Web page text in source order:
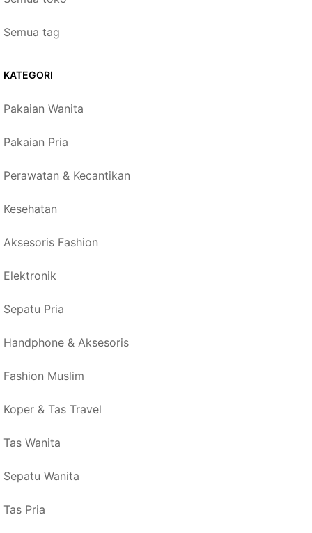
Semua tag
KATEGORI
Pakaian Wanita
Pakaian Pria
Perawatan & Kecantikan
Kesehatan
Aksesoris Fashion
Elektronik
Sepatu Pria
Handphone & Aksesoris
Fashion Muslim
Koper & Tas Travel
Tas Wanita
Sepatu Wanita
Tas Pria